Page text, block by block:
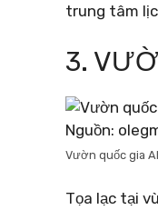
trung tâm
3.
Nguồn:
Vườn quốc gia
Tọa lạc tại